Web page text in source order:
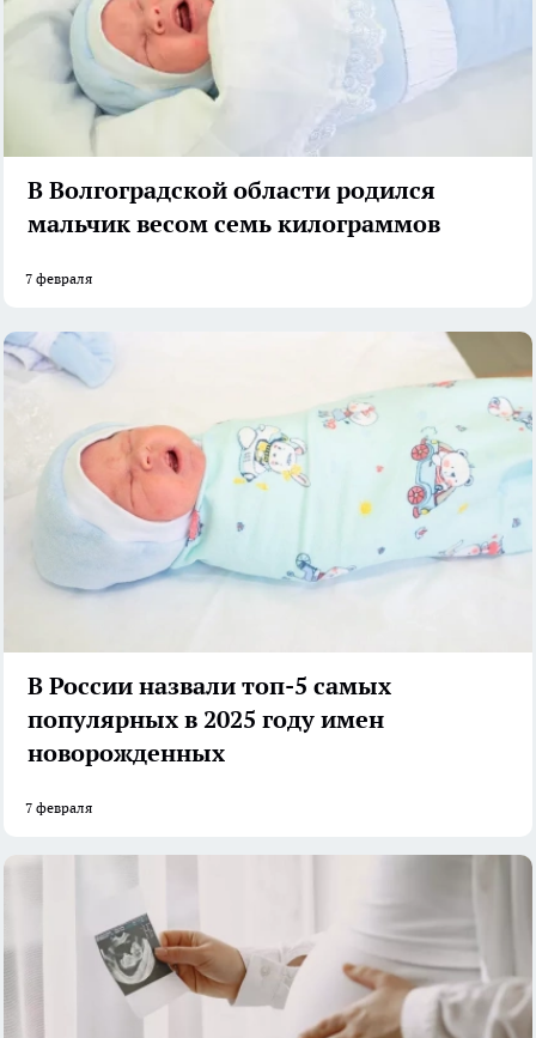
В Волгоградской области родился
мальчик весом семь килограммов
7 февраля
В России назвали топ-5 самых
популярных в 2025 году имен
новорожденных
7 февраля